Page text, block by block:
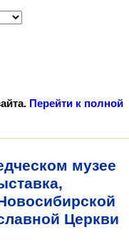
Перейти к полной
музее
Церкви